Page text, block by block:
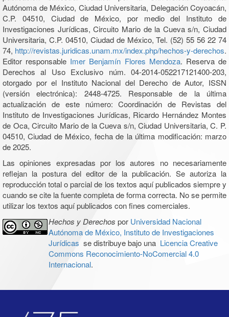
Autónoma de México, Ciudad Universitaria, Delegación Coyoacán,
C.P. 04510, Ciudad de México, por medio del Instituto de
Investigaciones Jurídicas, Circuito Mario de la Cueva s/n, Ciudad
Universitaria, C.P. 04510, Ciudad de México, Tel. (52) 55 56 22 74
74, http://revistas.juridicas.unam.mx/index.php/hechos-y-derechos.
Editor responsable Imer Benjamín Flores Mendoza. Reserva de
Derechos al Uso Exclusivo núm. 04-2014-052217121400-203,
otorgado por el Instituto Nacional del Derecho de Autor, ISSN
(versión electrónica): 2448-4725. Responsable de la última
actualización de este número: Coordinación de Revistas del
Instituto de Investigaciones Jurídicas, Ricardo Hernández Montes
de Oca, Circuito Mario de la Cueva s/n, Ciudad Universitaria, C. P.
04510, Ciudad de México, fecha de la última modificación: marzo
de 2025.
Las opiniones expresadas por los autores no necesariamente
reflejan la postura del editor de la publicación. Se autoriza la
reproducción total o parcial de los textos aquí publicados siempre y
cuando se cite la fuente completa de forma correcta. No se permite
utilizar los textos aquí publicados con fines comerciales.
Hechos y Derechos por Universidad Nacional
Autónoma de México, Instituto de Investigaciones
Jurídicas se distribuye bajo una Licencia Creative
Commons Reconocimiento-NoComercial 4.0
Internacional.